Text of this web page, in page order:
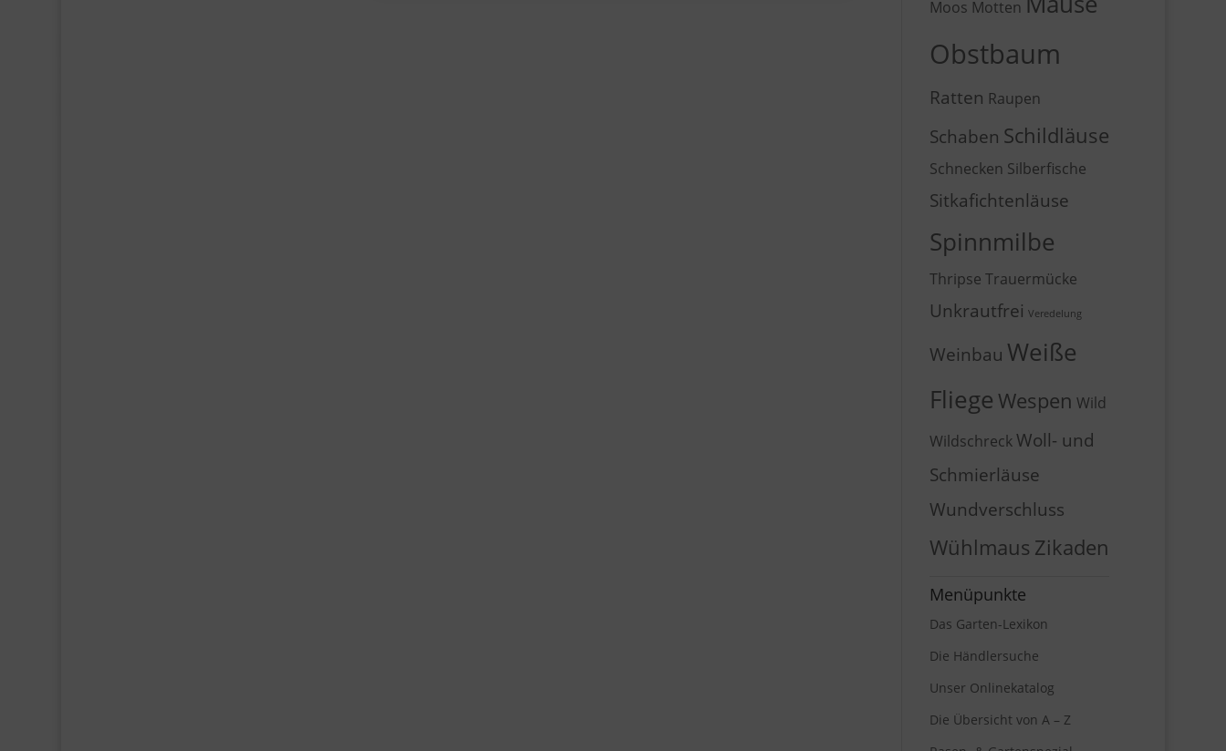
Moos Motten
Obstbaum
Ratten Raupen
Schaben Schildläuse
Schnecken Silberfische
Sitkafichtenläuse
Spinnmilbe
Thripse Trauermücke
Unkrautfrei Veredelung
Weinbau Weiße
Fliege Wespen Wild
WildschreckWoll- und
Schmierläuse
Wundverschluss
Wühlmaus Zikaden
Menüpunkte
Das Garten-Lexikon
Die Händlersuche
Unser Onlinekatalog
Die Übersicht von A – Z